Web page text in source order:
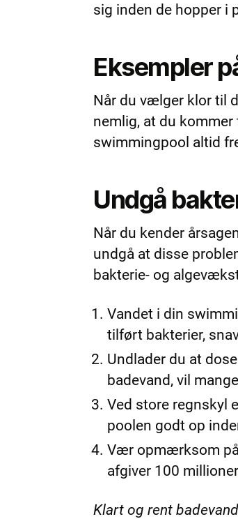
sig inden de hopper i
Eksempler
Når du vælger klor til
nemlig, at du
swimmingpool altid
Undgå
Når du kender
undgå at disse
bakterie- og
Vandet i din
tilført bakterier,
Undlader du at
badevand, vil
Ved store regnskyl
poolen godt op
Vær opmærksom
afgiver 100
Klart og rent